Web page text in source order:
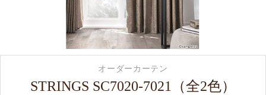
オーダーカーテン
STRINGS SC7020-7021（全2色）